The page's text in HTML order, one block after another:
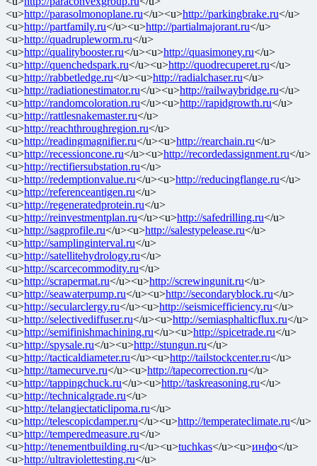
<u>http://parasolmonoplane.ru</u><u>http://parkingbrake.ru</u>
<u>http://partfamily.ru</u><u>http://partialmajorant.ru</u>
<u>http://quadrupleworm.ru</u>
<u>http://qualitybooster.ru</u><u>http://quasimoney.ru</u>
<u>http://quenchedspark.ru</u><u>http://quodrecuperet.ru</u>
<u>http://rabbetledge.ru</u><u>http://radialchaser.ru</u>
<u>http://radiationestimator.ru</u><u>http://railwaybridge.ru</u>
<u>http://randomcoloration.ru</u><u>http://rapidgrowth.ru</u>
<u>http://rattlesnakemaster.ru</u>
<u>http://reachthroughregion.ru</u>
<u>http://readingmagnifier.ru</u><u>http://rearchain.ru</u>
<u>http://recessioncone.ru</u><u>http://recordedassignment.ru</u>
<u>http://rectifiersubstation.ru</u>
<u>http://redemptionvalue.ru</u><u>http://reducingflange.ru</u>
<u>http://referenceantigen.ru</u>
<u>http://regeneratedprotein.ru</u>
<u>http://reinvestmentplan.ru</u><u>http://safedrilling.ru</u>
<u>http://sagprofile.ru</u><u>http://salestypelease.ru</u>
<u>http://samplinginterval.ru</u>
<u>http://satellitehydrology.ru</u>
<u>http://scarcecommodity.ru</u>
<u>http://scrapermat.ru</u><u>http://screwingunit.ru</u>
<u>http://seawaterpump.ru</u><u>http://secondaryblock.ru</u>
<u>http://secularclergy.ru</u><u>http://seismicefficiency.ru</u>
<u>http://selectivediffuser.ru</u><u>http://semiasphalticflux.ru</u>
<u>http://semifinishmachining.ru</u><u>http://spicetrade.ru</u>
<u>http://spysale.ru</u><u>http://stungun.ru</u>
<u>http://tacticaldiameter.ru</u><u>http://tailstockcenter.ru</u>
<u>http://tamecurve.ru</u><u>http://tapecorrection.ru</u>
<u>http://tappingchuck.ru</u><u>http://taskreasoning.ru</u>
<u>http://technicalgrade.ru</u>
<u>http://telangiectaticlipoma.ru</u>
<u>http://telescopicdamper.ru</u><u>http://temperateclimate.ru</u>
<u>http://temperedmeasure.ru</u>
<u>http://tenementbuilding.ru</u><u>tuchkas</u><u>инфо</u>
<u>http://ultraviolettesting.ru</u>